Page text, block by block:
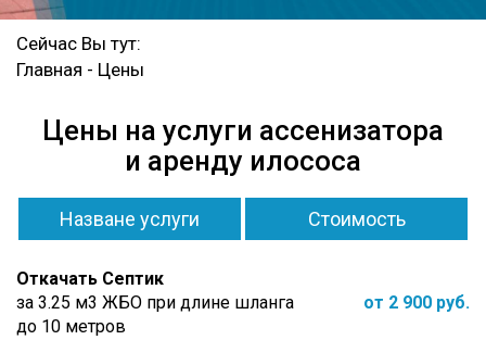
Сейчас Вы тут:
Главная - Цены
Цены на услуги ассенизатора
и аренду илососа
Назване услуги Стоимость
Откачать Септик
за 3.25 м3 ЖБО при длине шланга
до 10 метров
от 2 900 руб.